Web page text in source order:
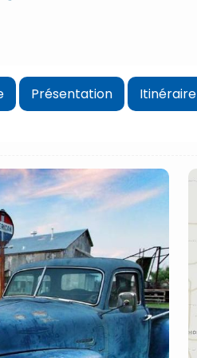
Présentation Itinéraire